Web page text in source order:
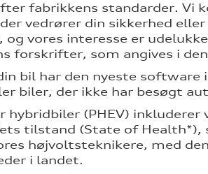
fabrikkens standarder. Vi
vedrører din sikkerhed
og vores interesse er
forskrifter, som angives i
bil har den nyeste
biler, der ikke har besøgt
hybridbiler (PHEV)
tilstand (State of Health*),
højvoltsteknikere, med
i landet.